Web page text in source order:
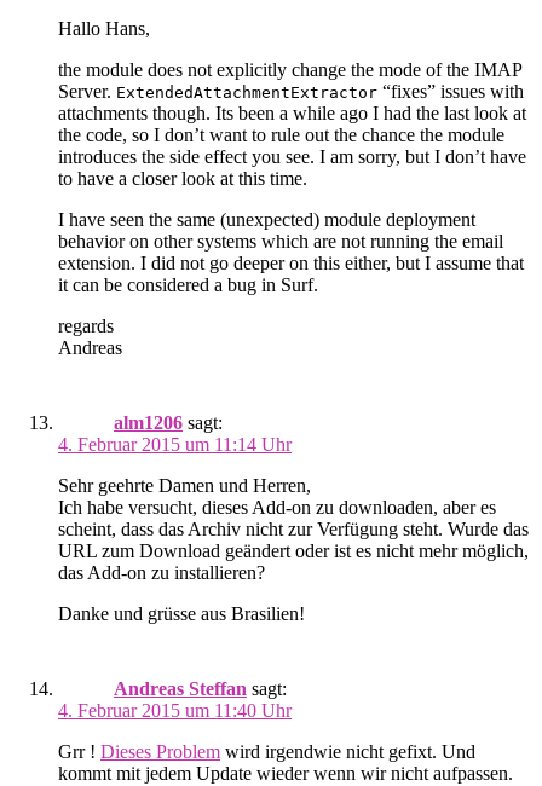
Hallo Hans,
the module does not explicitly change the mode of the IMAP
Server. ExtendedAttachmentExtractor “fixes” issues with
attachments though. Its been a while ago I had the last look at
the code, so I don’t want to rule out the chance the module
introduces the side effect you see. I am sorry, but I don’t have
to have a closer look at this time.
I have seen the same (unexpected) module deployment
behavior on other systems which are not running the email
extension. I did not go deeper on this either, but I assume that
it can be considered a bug in Surf.
regards
Andreas
alm1206 sagt:
4. Februar 2015 um 11:14 Uhr
Sehr geehrte Damen und Herren,
Ich habe versucht, dieses Add-on zu downloaden, aber es
scheint, dass das Archiv nicht zur Verfügung steht. Wurde das
URL zum Download geändert oder ist es nicht mehr möglich,
das Add-on zu installieren?
Danke und grüsse aus Brasilien!
Andreas Steffan sagt:
4. Februar 2015 um 11:40 Uhr
Grr ! Dieses Problem wird irgendwie nicht gefixt. Und
kommt mit jedem Update wieder wenn wir nicht aufpassen.